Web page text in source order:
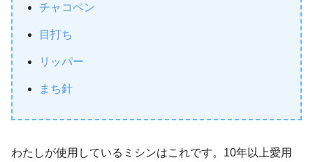
チャコペン
目打ち
リッパー
まち針
わたしが使用しているミシンはこれです。10年以上愛用